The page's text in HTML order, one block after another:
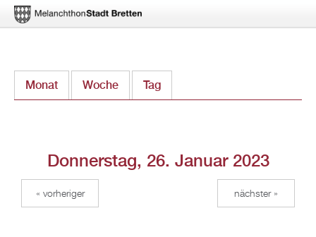
zum
Monat Woche Tag
Donnerstag, 26. Januar 2023
« vorheriger nächster »